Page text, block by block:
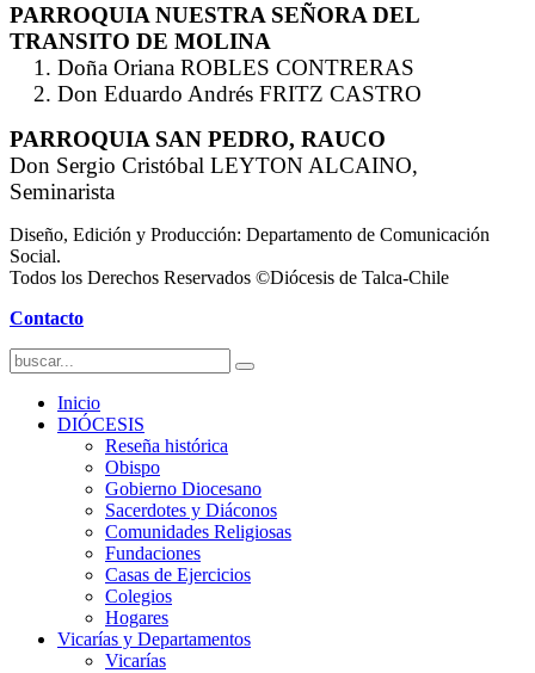
PARROQUIA NUESTRA SEÑORA DEL
TRANSITO DE MOLINA
1. Doña Oriana ROBLES CONTRERAS
2. Don Eduardo Andrés FRITZ CASTRO
PARROQUIA SAN PEDRO, RAUCO
Don Sergio Cristóbal LEYTON ALCAINO,
Seminarista
Diseño, Edición y Producción: Departamento de Comunicación
Social.
Todos los Derechos Reservados ©Diócesis de Talca-Chile
Contacto
Inicio
DIÓCESIS
Reseña histórica
Obispo
Gobierno Diocesano
Sacerdotes y Diáconos
Comunidades Religiosas
Fundaciones
Casas de Ejercicios
Colegios
Hogares
Vicarías y Departamentos
Vicarías